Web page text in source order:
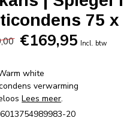
75 x
€169,95 Incl. btw
white
verwarming
Lees meer.
20